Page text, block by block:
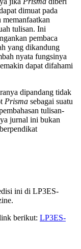
dimuat pada
tulisan. Ini
pembaca
yang dikandung
nyata fungsinya
dapat difahami
dipandang tidak
Prisma sebagai suatu
tulisan-
jurnal ini bukan
ini di LP3ES-
berikut: LP3ES-